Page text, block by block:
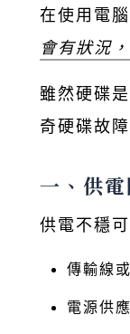
在使用電
會有狀況
雖然硬碟
奇硬碟故
一、供
供電不穩可
傳輸線
電源供